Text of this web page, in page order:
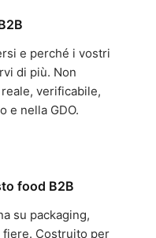
e perché i vostri
di più. Non
verificabile,
e nella GDO.
food B2B
su packaging,
fiere. Costruito per